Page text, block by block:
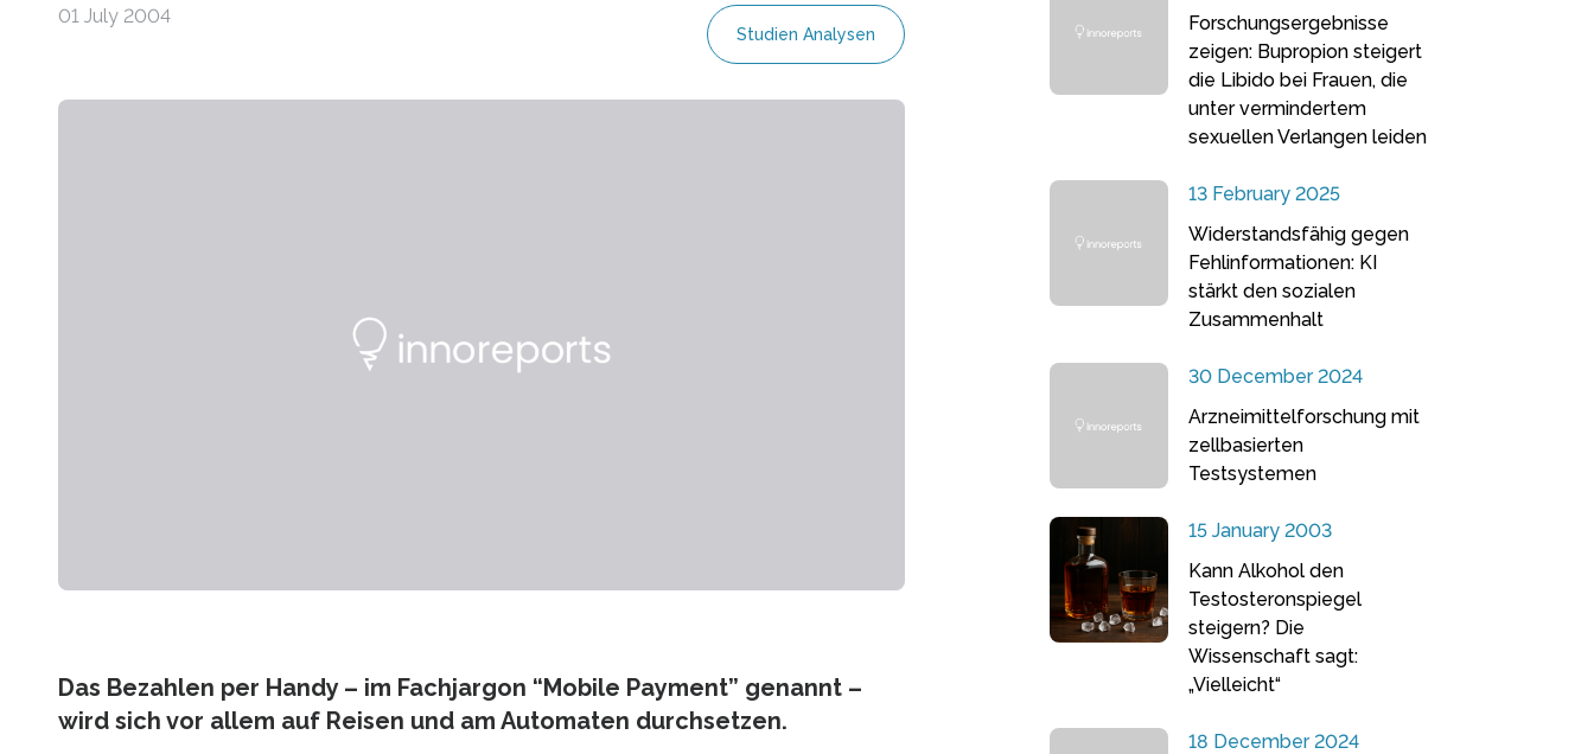
01 July 2004
Studien Analysen
Das Bezahlen per Handy – im Fachjargon “Mobile Payment” genannt –
wird sich vor allem auf Reisen und am Automaten durchsetzen.
Forschungsergebnisse
zeigen: Bupropion steigert
die Libido bei Frauen, die
unter vermindertem
sexuellen Verlangen leiden
13 February 2025
Widerstandsfähig gegen
Fehlinformationen: KI
stärkt den sozialen
Zusammenhalt
30 December 2024
Arzneimittelforschung mit
zellbasierten
Testsystemen
15 January 2003
Kann Alkohol den
Testosteronspiegel
steigern? Die
Wissenschaft sagt:
„Vielleicht“
18 December 2024